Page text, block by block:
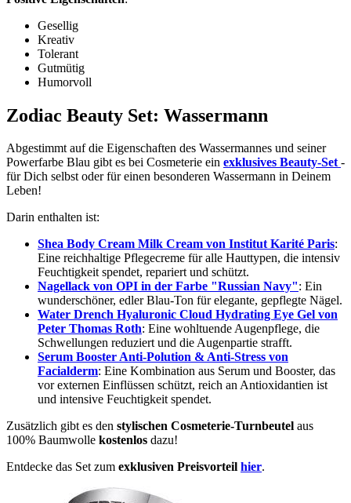
Gesellig
Kreativ
Tolerant
Gutmütig
Humorvoll
Zodiac Beauty Set: Wassermann
Abgestimmt auf die Eigenschaften des Wassermannes und seiner
Powerfarbe Blau gibt es bei Cosmeterie ein exklusives Beauty-Set-
für Dich selbst oder für einen besonderen Wassermann in Deinem
Leben!
Darin enthalten ist:
Shea Body Cream Milk Cream von Institut Karité Paris:
Eine reichhaltige Pflegecreme für alle Hauttypen, die intensiv
Feuchtigkeit spendet, repariert und schützt.
Nagellack von OPI in der Farbe "Russian Navy": Ein
wunderschöner, edler Blau-Ton für elegante, gepflegte Nägel.
Water Drench​ Hyaluronic Cloud Hydrating Eye Gel von
Peter Thomas Roth: Eine wohltuende Augenpflege, die
Schwellungen reduziert und die Augenpartie strafft.
Serum Booster Anti-Polution & Anti-Stress von
Facialderm: Eine Kombination aus Serum und Booster, das
vor externen Einflüssen schützt, reich an Antioxidantien ist
und intensive Feuchtigkeit spendet.
Zusätzlich gibt es den stylischen Cosmeterie-Turnbeutel aus
100% Baumwolle kostenlos dazu!
Entdecke das Set zum exklusiven Preisvorteil hier.